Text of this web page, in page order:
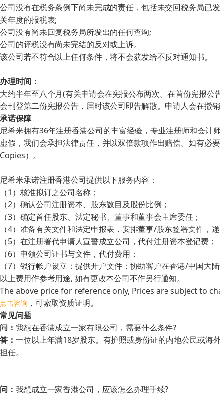
公司没有在税务条例下尚未完成的责任，包括未交回税务局已
关年度的报税表;
公司没有尚未回复税务局所发出的任何查询;
公司的评税没有尚未完结的反对或上诉。
该公司若不符合以上任何条件，将不会获发给不反对通知书。
办理时间：
大约半年至八个月(有关申请会在宪报公布两次。在首份宪报
会刊登第二份宪报公告，届时该公司即告解散。申请人会在撤
承诺保障
尼希米拥有36年注册香港公司的丰富经验，专业注册师和会
虚假，我们会承担法律责任，并以双倍款项作出赔偿。如有
Copies）。
尼希米承诺注册香港公司提供以下服务内容：
（1）核准拟订之公司名称；
（2）确认公司注册资本、股东数目及股份比例；
（3）确定首任股东、法定秘书、董事和董事会主席委任；
（4）准备有关文件和法定申报表，安排董事/股东签署文件，
（5）在注册署代申请人宣誓成立公司，代付注册资本登记费；
（6）申领公司证书与文件，代付费用；
（7）银行帐户设立：提供开户文件；协助客户在香港/中国大
以上费用作参考用途, 如有更改本公司不作另行通知。
The above price for reference only, Prices are subject to
点击咨询 ，可索取资质证明。
常见问题
问： 我想在香港成立一家有限公司，需要什么条件?
答： 一位以上年满18岁股东。有护照或身份证的内地公民或
担任。
问： 我想成立一家香港公司，应该怎么办理手续?